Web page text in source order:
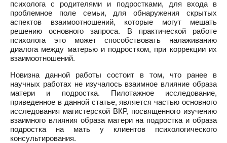
психолога с родителями и подростками, для входа в
проблемное поле семьи, для обнаружения скрытых
аспектов взаимоотношений, которые могут мешать
решению основного запроса. В практической работе
психолога это может способствовать налаживанию
диалога между матерью и подростком, при коррекции их
взаимоотношений.
Новизна данной работы состоит в том, что ранее в
научных работах не изучалось взаимное влияние образа
матери и подростка. Пилотажное исследование,
приведенное в данной статье, является частью основного
исследования магистерской ВКР, посвященного изучению
взаимного влияния образа матери на подростка и образа
подростка на мать у клиентов психологического
консультирования.